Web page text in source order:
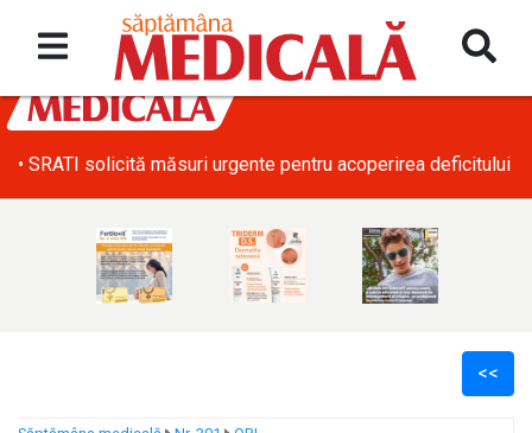
• SRATI solicită măsuri urgente pentru acoperirea deficitului
<<